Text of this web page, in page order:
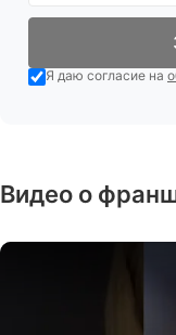
Я даю согласие на
Видео о